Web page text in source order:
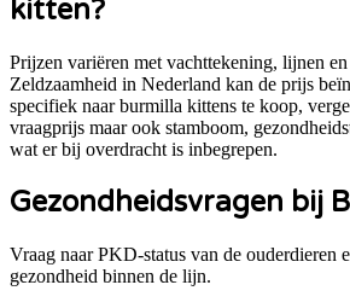
kitten?
Prijzen variëren met vachttekening, lijnen en
Zeldzaamheid in Nederland kan de prijs
specifiek naar burmilla kittens te koop,
vraagprijs maar ook stamboom,
wat er bij overdracht is inbegrepen.
Gezondheidsvragen bij
Vraag naar PKD-status van de ouderdieren
gezondheid binnen de lijn.